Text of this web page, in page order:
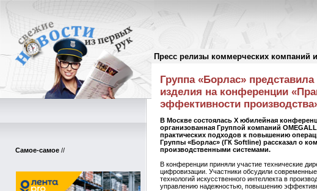
Пресс релизы коммерческих компаний
Самое-самое //
Пресс-релизы//
Группа «Борлас»
изделия на конференции
эффективности
В Москве состоялась X юбилейная
организованная Группой компаний
практических подходов к повышению
Группы «Борлас» (ГК Softline) рассказал о
производственными системами.
В конференции приняли участие технические
цифровизации. Участники обсудили
технологий искусственного интеллекта в
управлению надежностью, повышению